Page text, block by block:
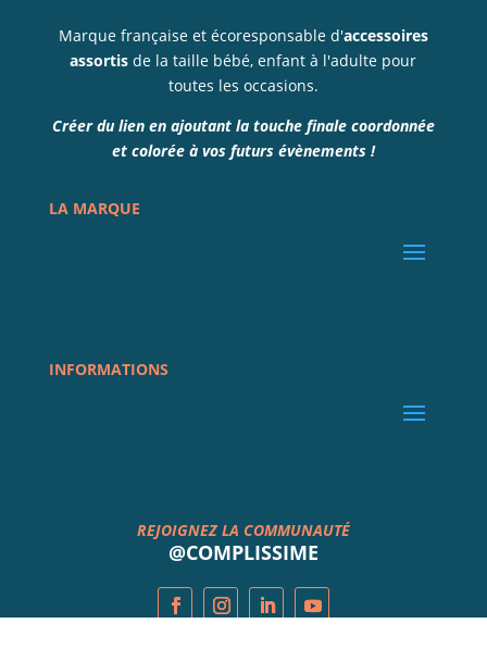
Marque française et écoresponsable d'accessoires
assortis de la taille bébé, enfant à l'adulte pour
toutes les occasions.
Créer du lien en ajoutant la touche finale coordonnée
et colorée à vos futurs évènements !
LA MARQUE
INFORMATIONS
REJOIGNEZ LA COMMUNAUTÉ
@COMPLISSIME